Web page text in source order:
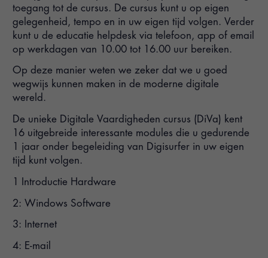
toegang tot de cursus. De cursus kunt u op eigen
gelegenheid, tempo en in uw eigen tijd volgen. Verder
kunt u de educatie helpdesk via telefoon, app of email
op werkdagen van 10.00 tot 16.00 uur bereiken.
Op deze manier weten we zeker dat we u goed
wegwijs kunnen maken in de moderne digitale
wereld.
De unieke Digitale Vaardigheden cursus (DiVa) kent
16 uitgebreide interessante modules die u gedurende
1 jaar onder begeleiding van Digisurfer in uw eigen
tijd kunt volgen.
1 Introductie Hardware
2: Windows Software
3: Internet
4: E-mail